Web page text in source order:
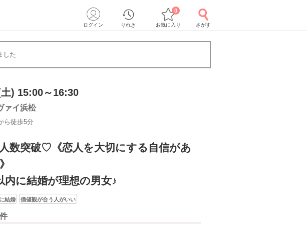
ログイン りれき お気に入り
0
さがす
した
) 15:00～16:30
ァイ浜松
ら徒歩5分
数突破♡《恋人を大切にする自信があ
内に結婚が理想の男女♪
結婚 価値観が合う人がいい